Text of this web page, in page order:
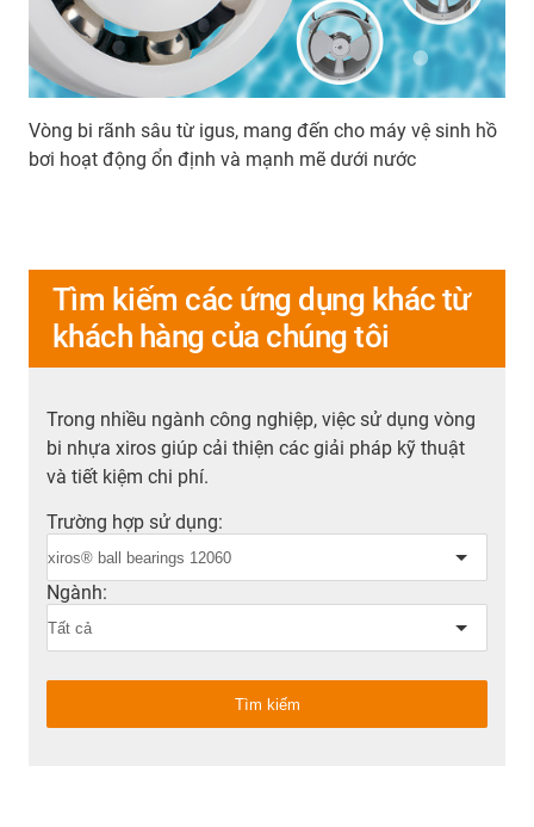
Vòng bi rãnh sâu từ igus, mang đến cho máy vệ sinh hồ
bơi hoạt động ổn định và mạnh mẽ dưới nước
Tìm kiếm các ứng dụng khác từ
khách hàng của chúng tôi
Trong nhiều ngành công nghiệp, việc sử dụng vòng
bi nhựa xiros giúp cải thiện các giải pháp kỹ thuật
và tiết kiệm chi phí.
Trường hợp sử dụng:
Ngành:
Tìm kiếm